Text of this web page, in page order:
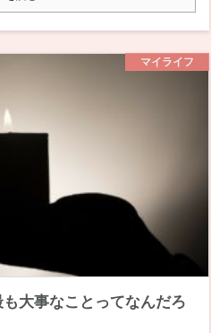
大事なことってなんだろ
マイライフ